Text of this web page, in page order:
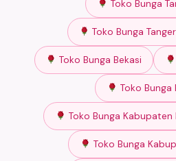
Toko Bunga
Toko Bunga
Toko Bunga Bekasi
Toko Bunga
Toko Bunga Kabupaten
Toko Bunga